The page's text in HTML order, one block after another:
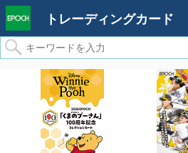
トレーディングカード